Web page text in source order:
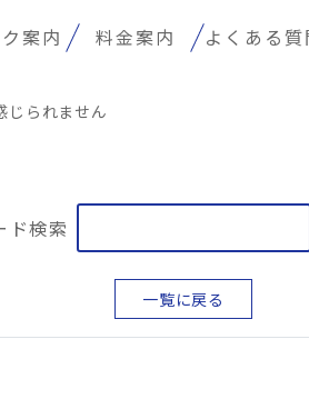
案内 料金案内 よくある質
じられません
ド検索
一覧に戻る